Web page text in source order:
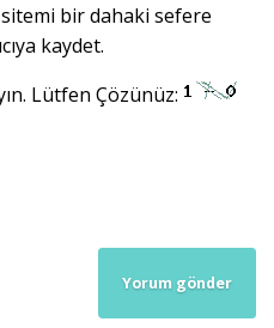
sitemi bir dahaki sefere
kaydet.
Lütfen Çözünüz: